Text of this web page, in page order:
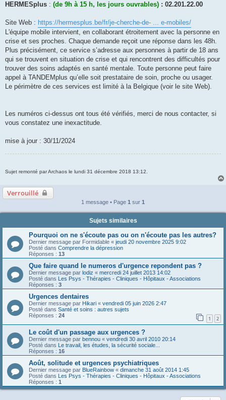
HERMESplus : (de 9h à 15 h, les jours ouvrables) : 02.201.22.00
Site Web : https://hermesplus.be/fr/je-cherche-de- ... e-mobiles/
L'équipe mobile intervient, en collaborant étroitement avec la personne en
crise et ses proches. Chaque demande reçoit une réponse dans les 48h.
Plus précisément, ce service s’adresse aux personnes à partir de 18 ans
qui se trouvent en situation de crise et qui rencontrent des difficultés pour
trouver des soins adaptés en santé mentale. Toute personne peut faire
appel à TANDEMplus qu’elle soit prestataire de soin, proche ou usager.
Le périmètre de ces services est limité à la Belgique (voir le site Web).
Les numéros ci-dessus ont tous été vérifiés, merci de nous contacter, si
vous constatez une inexactitude.
mise à jour : 30/11/2024
Sujet remonté par Archaos le lundi 31 décembre 2018 13:12.
Verrouillé
1 message • Page 1 sur 1
Sujets similaires
Pourquoi on ne s'écoute pas ou on n'écoute pas les autres?
Dernier message par Formidable « jeudi 20 novembre 2025 9:02
Posté dans Comprendre la dépression
Réponses : 13
Que faire quand le numeros d'urgence repondent pas ?
Dernier message par lodiz « mercredi 24 juillet 2013 14:02
Posté dans
Les Psys - Thérapies - Cliniques - Hôpitaux - Associations
Réponses : 3
Urgences dentaires
Dernier message par Hikari « vendredi 05 juin 2026 2:47
Posté dans Santé et soins : autres sujets
Réponses : 24 1 2
Le coût d'un passage aux urgences ?
Dernier message par bennou « vendredi 30 avril 2010 20:14
Posté dans Le travail, les études, la sécurité sociale...
Réponses : 16
Août, solitude et urgences psychiatriques
Dernier message par BlueRainbow « dimanche 31 août 2014 1:45
Posté dans Les Psys - Thérapies - Cliniques - Hôpitaux - Associations
Réponses : 1